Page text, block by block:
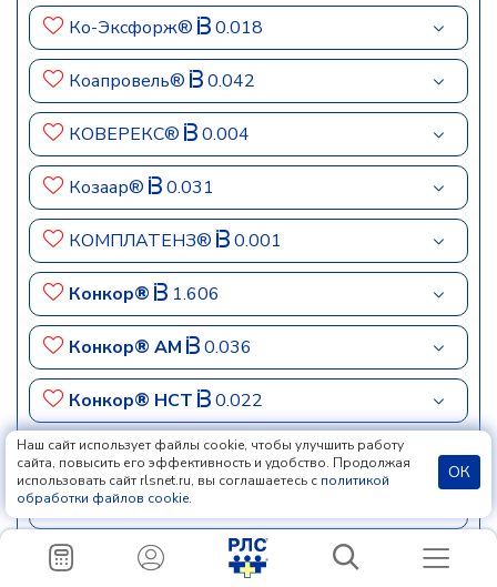
Ко-Эксфорж® 0.018
Коапровель® 0.042
КОВЕРЕКС® 0.004
Козаар® 0.031
КОМПЛАТЕНЗ® 0.001
Конкор® 1.606
Конкор® АМ 0.036
Конкор® НСТ 0.022
Консилар-Д24 0.044
Корамин®
Корвадил® 0.001
Наш сайт использует файлы cookie, чтобы улучшить работу
сайта, повысить его эффективность и удобство. Продолжая
использовать сайт rlsnet.ru, вы соглашаетесь с политикой
обработки файлов cookie.
ОК